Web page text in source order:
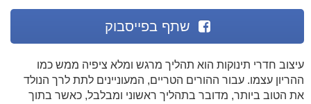
שתף בפייסבוק
עיצוב חדרי תינוקות הוא תהליך מרגש ומלא ציפיה ממש כמו
ההריון עצמו. עבור ההורים הטריים, המעוניינים לתת לרך הנולד
את הטוב ביותר, מדובר בתהליך ראשוני ומבלבל, כאשר בתוך